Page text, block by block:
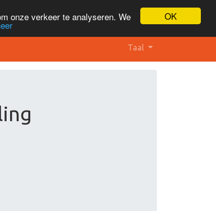
OK
onze verkeer te analyseren. We
Taal